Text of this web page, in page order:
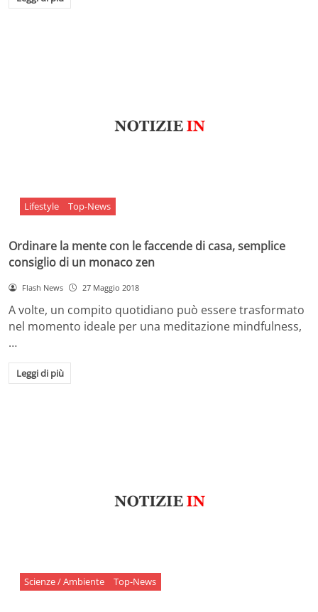
Lifestyle Top-News
Ordinare la mente con le faccende di casa, semplice
consiglio di un monaco zen
Flash News 27 Maggio 2018
A volte, un compito quotidiano può essere trasformato
nel momento ideale per una meditazione mindfulness,
…
Leggi di più
Scienze / Ambiente Top-News